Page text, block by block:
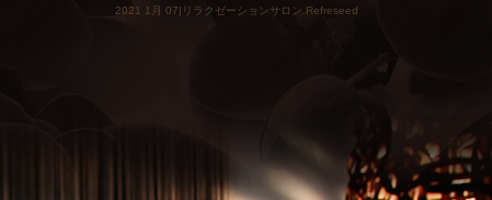
2021 1月 07|リラクゼーションサロン Refreseed